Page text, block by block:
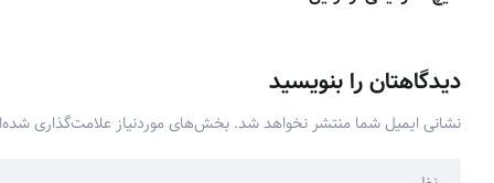
دیدگاهتان را بنویسید
نشانی ایمیل شما منتشر نخواهد شد. بخش‌های موردنیاز علامت‌گذاری